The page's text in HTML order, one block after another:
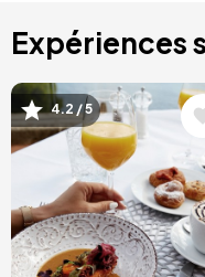
Expériences
Image
4.2 / 5